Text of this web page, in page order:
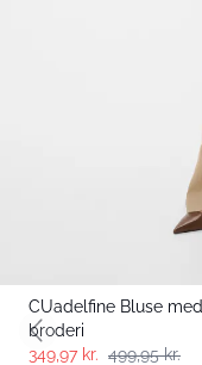
CUadelfine Bluse med
broderi
349,97 kr. 499,95 kr.
Previous slide